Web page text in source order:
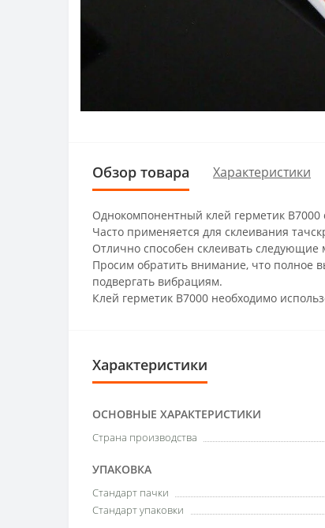
Обзор товара Характеристики
Однокомпонентный клей герметик
Часто применяется для склеивания
Отлично способен склеивать следующие
Просим обратить внимание, что полное
подвергать вибрациям.
Клей герметик B7000 необходимо
Характеристики
ОСНОВНЫЕ ХАРАКТЕРИСТИКИ
Страна производства
УПАКОВКА
Стандарт пачки
Стандарт упаковки